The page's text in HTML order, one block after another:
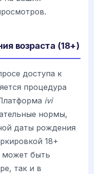
возраста (18+)
доступа к
процедура
ivi
нормы,
даты рождения
18+
может быть
так и в